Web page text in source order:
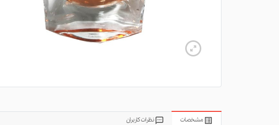
مشخصات نظرات کاربران